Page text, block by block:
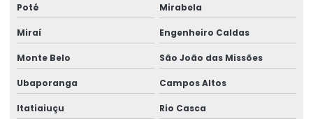
Poté Mirabela
Miraí Engenheiro Caldas
Monte Belo São João das Missões
Ubaporanga Campos Altos
Itatiaiuçu Rio Casca